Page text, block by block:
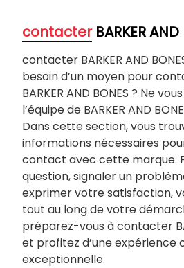
contacterBARKER AND
contacter BARKER AND
besoin d’un moyen pour
BARKER AND BONES ? Ne
l’équipe de BARKER AND
Dans cette section, vous
informations nécessaires
contact avec cette marque.
question, signaler un
exprimer votre satisfaction,
tout au long de votre
préparez-vous à contacter
et profitez d’une expérience
exceptionnelle.